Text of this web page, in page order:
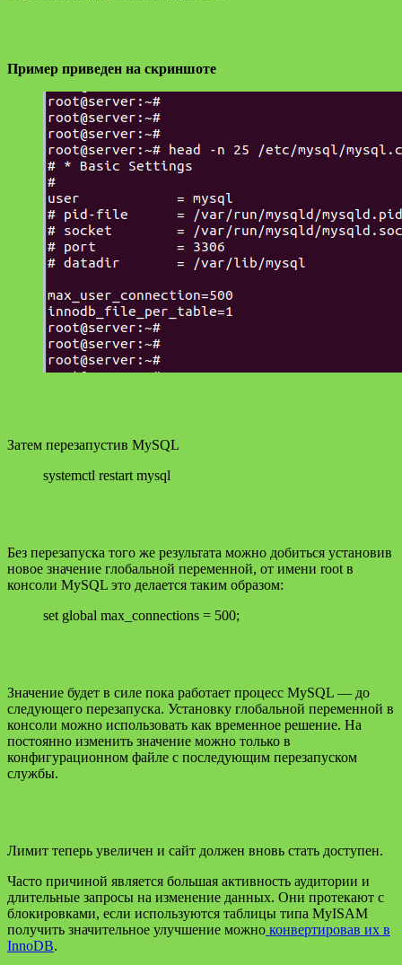
Пример приведен на скриншоте
Затем перезапустив MySQL
systemctl restart mysql
Без перезапуска того же результата можно добиться установив
новое значение глобальной переменной, от имени root в
консоли MySQL это делается таким образом:
set global max_connections = 500;
Значение будет в силе пока работает процесс MySQL — до
следующего перезапуска. Установку глобальной переменной в
консоли можно использовать как временное решение. На
постоянно изменить значение можно только в
конфигурационном файле с последующим перезапуском
службы.
Лимит теперь увеличен и сайт должен вновь стать доступен.
Часто причиной является большая активность аудитории и
длительные запросы на изменение данных. Они протекают с
блокировками, если используются таблицы типа MyISAM
получить значительное улучшение можно конвертировав их в
InnoDB.